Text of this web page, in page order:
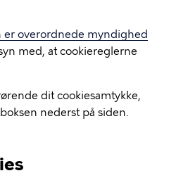
er overordnede myndighed
med, at cookiereglerne
dit cookiesamtykke,
nederst på siden.